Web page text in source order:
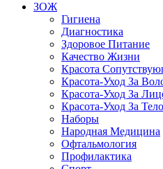
ЗОЖ
Гигиена
Диагностика
Здоровое Питание
Качество Жизни
Красота
Красота-Уход За
Красота-Уход За
Красота-Уход За
Наборы
Народная Медицина
Офтальмология
Профилактика